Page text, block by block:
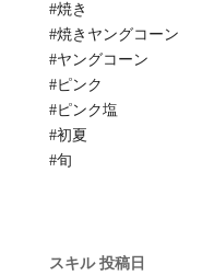
#焼き
#焼きヤングコーン
#ヤングコーン
#ピンク
#ピンク塩
#初夏
#旬
スキル 投稿日